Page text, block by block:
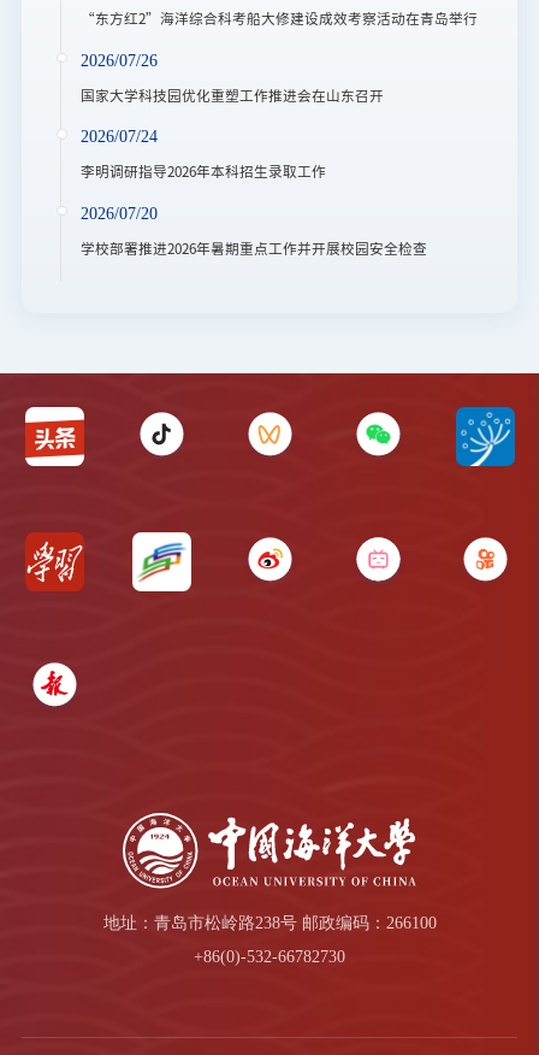
“东方红2”海洋综合科考船大修建设成效考察活动在青岛举行
2026/07/26
国家大学科技园优化重塑工作推进会在山东召开
2026/07/24
李明调研指导2026年本科招生录取工作
2026/07/20
学校部署推进2026年暑期重点工作并开展校园安全检查
地址：青岛市松岭路238号 邮政编码：266100
+86(0)-532-66782730